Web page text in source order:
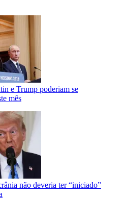
e Trump poderiam se
mês
não deveria ter “iniciado”